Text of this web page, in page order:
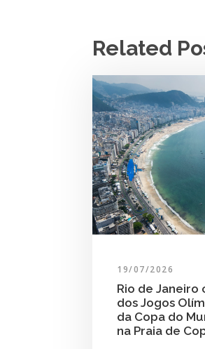
Related
19/07/2026
Rio de Janeiro
dos Jogos
da Copa do
na Praia de